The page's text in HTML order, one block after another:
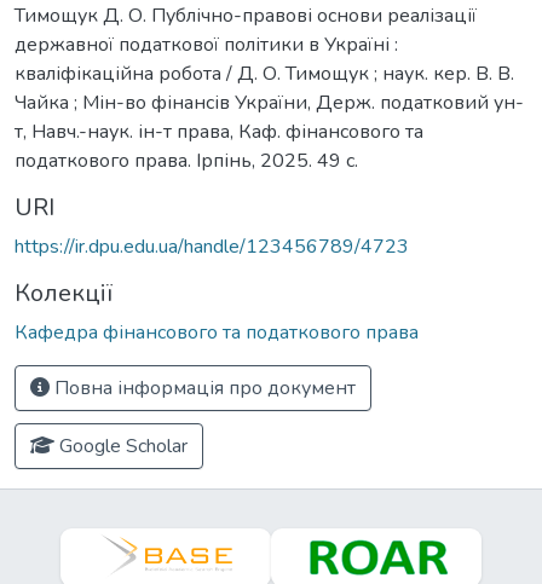
Тимощук Д. О. Публічно-правові основи реалізації
державної податкової політики в Україні :
кваліфікаційна робота / Д. О. Тимощук ; наук. кер. В. В.
Чайка ; Мін-во фінансів України, Держ. податковий ун-
т, Навч.-наук. ін-т права, Каф. фінансового та
податкового права. Ірпінь, 2025. 49 с.
URI
https://ir.dpu.edu.ua/handle/123456789/4723
Колекції
Кафедра фінансового та податкового права
Повна інформація про документ
Google Scholar